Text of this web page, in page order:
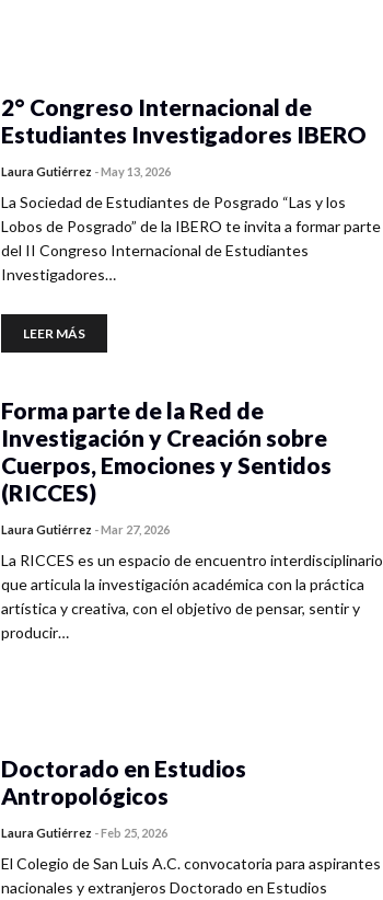
2° Congreso Internacional de
Estudiantes Investigadores IBERO
Laura Gutiérrez -May 13, 2026
La Sociedad de Estudiantes de Posgrado “Las y los
Lobos de Posgrado” de la IBERO te invita a formar parte
del II Congreso Internacional de Estudiantes
Investigadores…
LEER MÁS
Forma parte de la Red de
Investigación y Creación sobre
Cuerpos, Emociones y Sentidos
(RICCES)
Laura Gutiérrez -Mar 27, 2026
La RICCES es un espacio de encuentro interdisciplinario
que articula la investigación académica con la práctica
artística y creativa, con el objetivo de pensar, sentir y
producir…
Doctorado en Estudios
Antropológicos
Laura Gutiérrez -Feb 25, 2026
El Colegio de San Luis A.C. convocatoria para aspirantes
nacionales y extranjeros Doctorado en Estudios